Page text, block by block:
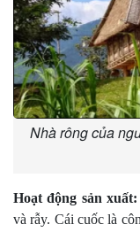
Nhà rông của
Hoạt động sản xuất:
và rẫy. Cái cuốc là